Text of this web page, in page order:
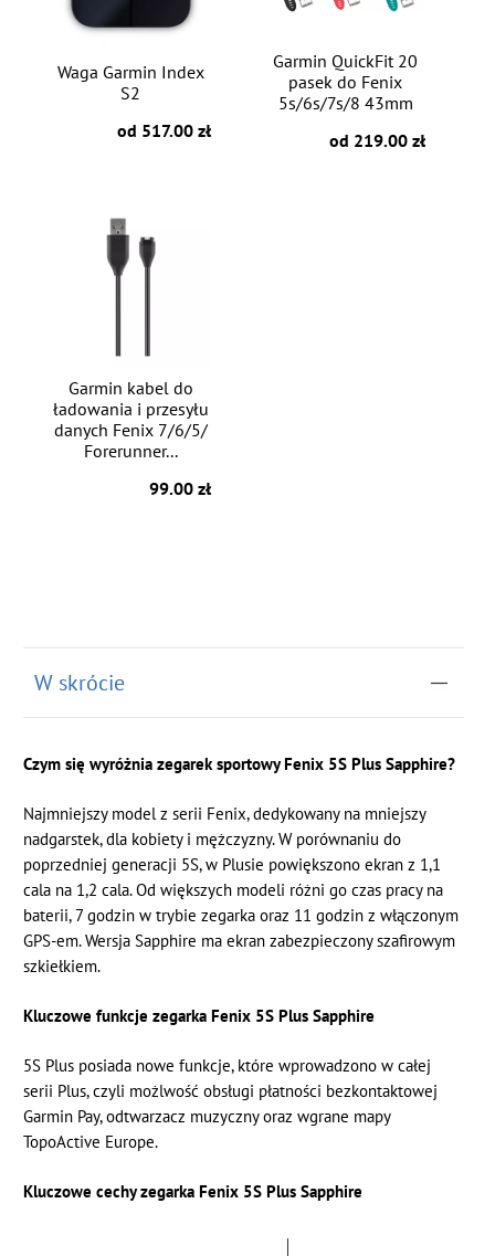
Waga Garmin Index
S2
od 517.00 zł
Garmin QuickFit 20
pasek do Fenix
5s/6s/7s/8 43mm
od 219.00 zł
Garmin kabel do
ładowania i przesyłu
danych Fenix 7/6/5/
Forerunner...
99.00 zł
W skrócie
Czym się wyróżnia zegarek sportowy Fenix 5S Plus Sapphire?
Najmniejszy model z serii Fenix, dedykowany na mniejszy
nadgarstek, dla kobiety i mężczyzny. W porównaniu do
poprzedniej generacji 5S, w Plusie powiększono ekran z 1,1
cala na 1,2 cala. Od większych modeli różni go czas pracy na
baterii, 7 godzin w trybie zegarka oraz 11 godzin z włączonym
GPS-em. Wersja Sapphire ma ekran zabezpieczony szafirowym
szkiełkiem.
Kluczowe funkcje zegarka Fenix 5S Plus Sapphire
5S Plus posiada nowe funkcje, które wprowadzono w całej
serii Plus, czyli możlwość obsługi płatności bezkontaktowej
Garmin Pay, odtwarzacz muzyczny oraz wgrane mapy
TopoActive Europe.
Kluczowe cechy zegarka Fenix 5S Plus Sapphire